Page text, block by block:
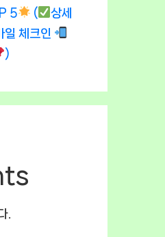
5 (
상세
일 체크인
)
.